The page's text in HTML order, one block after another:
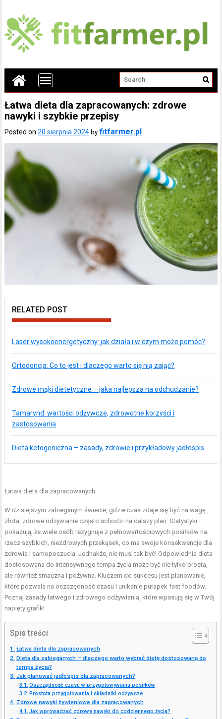
Łatwa dieta dla zapracowanych: zdrowe
nawyki i szybkie przepisy
Posted on20 sierpnia 2024 byfitfarmer.pl
RELATED POST
Laser wysokoenergetyczny: jak działa i w czym może pomóc?
Ortodoncja: Co to jest i dlaczego warto się nią zająć?
Zdrowe mąki dietetyczne – jaka najlepsza na odchudzanie?
Tamarynd: wartości odżywcze, zdrowotne korzyści i
zastosowania
Dieta ketogeniczna – zasady, zdrowie i przykładowy jadłospis
Łatwa dieta dla zapracowanych
W dzisiejszym zabieganym świecie, gdzie czas zdaje się być na wagę
złota, zdrowe odżywianie często schodzi na dalszy plan. Statystyki
pokazują, że wiele osób rezygnuje z pełnowartościowych posiłków na
rzecz szybkich, niezdrowych przekąsek, co ma swoje konsekwencje dla
zdrowia i samopoczucia. Jednakże, nie musi tak być! Odpowiednia dieta
dostosowana do intensywnego tempa życia może być nie tylko prosta,
ale również smaczna i pożywna. Kluczem do sukcesu jest planowanie,
które pozwala na oszczędność czasu i unikanie pułapek fast foodów.
Poznaj zasady łatwego i zdrowego odżywiania, które wpasują się w Twój
napięty grafik!
Spis treści
Łatwa dieta dla zapracowanych
Dieta dla zabieganych – dlaczego warto wybrać dietę dostosowaną do
tempa życia?
Jak planować jadłospis dla zapracowanych?
Oszczędność czasu w przygotowywaniu posiłków
Prostota przygotowania i składniki odżywcze
Zdrowe nawyki żywieniowe dla zapracowanych
Jak wprowadzać zdrowe nawyki do codziennego życia?